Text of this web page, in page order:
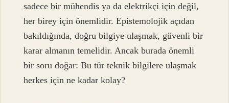
sadece bir mühendis ya da elektrikçi için değil,
her birey için önemlidir. Epistemolojik açıdan
bakıldığında, doğru bilgiye ulaşmak, güvenli bir
karar almanın temelidir. Ancak burada önemli
bir soru doğar: Bu tür teknik bilgilere ulaşmak
herkes için ne kadar kolay?